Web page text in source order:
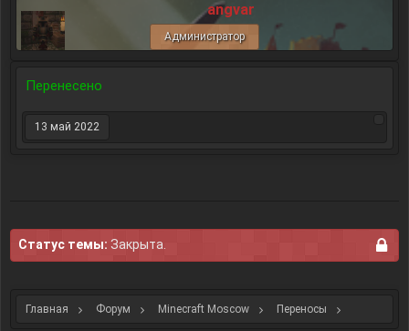
angvar
Администратор
Перенесено
13 май 2022
Статус темы: Закрыта.
Главная Форум Minecraft Moscow Переносы